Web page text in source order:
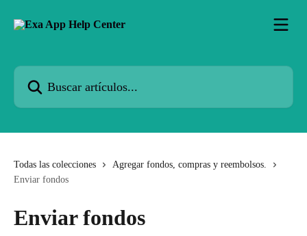
Buscar artículos...
Todas las colecciones
Agregar fondos, compras y reembolsos.
Enviar fondos
Enviar fondos